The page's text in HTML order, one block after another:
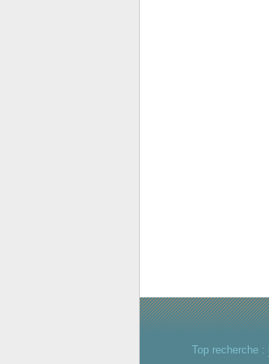
Top recherche :